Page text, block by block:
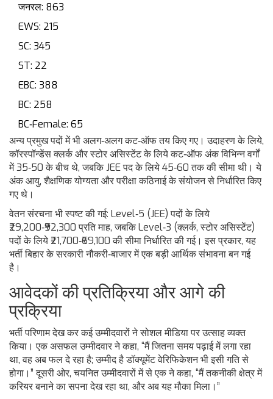
जनरल: 863
EWS: 215
SC: 345
ST: 22
EBC: 388
BC: 258
BC‑Female: 65
अन्य प्रमुख पदों में भी अलग‑अलग कट‑ऑफ तय किए गए। उदाहरण के लिये,
कॉरस्पॉन्डेंस क्लर्क और स्टोर असिस्टेंट के लिये कट‑ऑफ अंक विभिन्न वर्गों
में 35‑50 के बीच थे, जबकि JEE पद के लिये 45‑60 तक की सीमा थी। ये
अंक आयु, शैक्षणिक योग्यता और परीक्षा कठिनाई के संयोजन से निर्धारित किए
गए थे।
वेतन संरचना भी स्पष्ट की गई: Level‑5 (JEE) पदों के लिये
₹29,200‑₹92,300 प्रति माह, जबकि Level‑3 (क्लर्क, स्टोर असिस्टेंट)
पदों के लिये ₹21,700‑₹69,100 की सीमा निर्धारित की गई। इस प्रकार, यह
भर्ती बिहार के सरकारी नौकरी‑बाजार में एक बड़ी आर्थिक संभावना बन गई
है।
आवेदकों की प्रतिक्रिया और आगे की
प्रक्रिया
भर्ती परिणाम देख कर कई उम्मीदवारों ने सोशल मीडिया पर उत्साह व्यक्त
किया। एक असफल उम्मीदवार ने कहा, “मैं जितना समय पढ़ाई में लगा रहा
था, वह अब फल दे रहा है; उम्मीद है डॉक्यूमेंट वेरिफिकेशन भी इसी गति से
होगा।” दूसरी ओर, चयनित उम्मीदवारों में से एक ने कहा, “मैं तकनीकी क्षेत्र में
करियर बनाने का सपना देख रहा था, और अब यह मौका मिला।”